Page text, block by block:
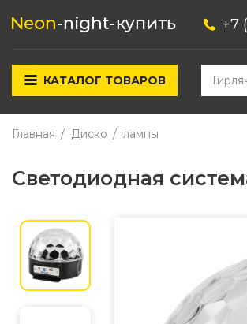
+7
КАТАЛОГ ТОВАРОВ
Главная Диско лампы
Светодиодная